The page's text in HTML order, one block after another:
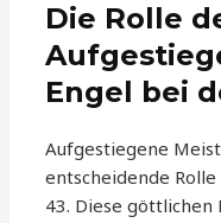
Die Rolle
Engel bei
Aufgestiegene
entscheidende
43. Diese